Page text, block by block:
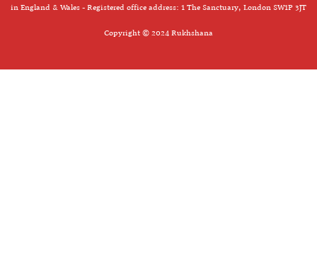
in England & Wales - Registered office address: 1 The Sanctuary, London SW1P 3JT
Copyright © 2024 Rukhshana